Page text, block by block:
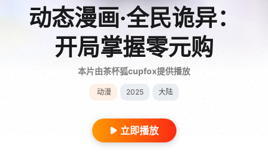
动态漫画·全民诡异：
开局掌握零元购
本片由茶杯狐cupfox提供播放
动漫 2025 大陆
立即播放